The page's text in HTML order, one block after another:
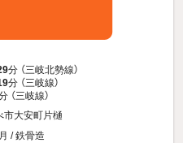
分 （三岐北勢線）
分 （三岐線）
（三岐線）
市大安町片樋
/ 鉄骨造